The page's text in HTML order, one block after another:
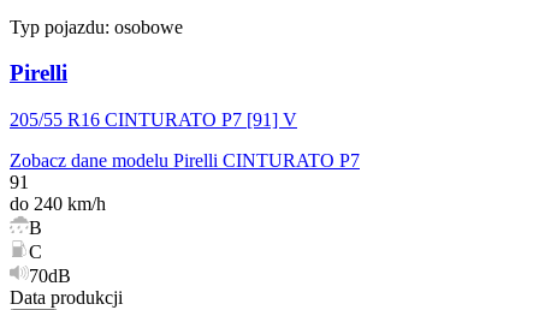
Typ pojazdu: osobowe
Pirelli
205/55 R16 CINTURATO P7 [91] V
Zobacz dane modelu Pirelli CINTURATO P7
91
do 240 km/h
B
C
70dB
Data produkcji